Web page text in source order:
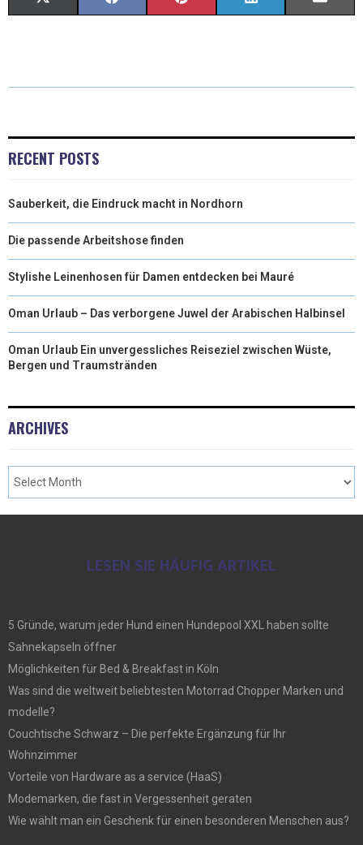
W
E
)
E
K
T
S
K I
RECENT POSTS
Sauberkeit, die Eindruck macht in Nordhorn
Die passende Arbeitshose finden
Stylishe Leinenhosen für Damen entdecken bei Mauré
Oman Urlaub – Das verborgene Juwel der Arabischen Halbinsel
Oman Urlaub Ein unvergessliches Reiseziel zwischen Wüste,
Bergen und Traumstränden
ARCHIVES
LESEN SIE HÄUFIG ARTIKEL
5 Gründe, warum jeder Hund einen Hundepool XXL haben sollte
Sahnekapseln öffner
Möglichkeiten für Bed & Breakfast in Köln
Was sind die weltweit beliebtesten Motorrad Chopper Marken und
modelle?
Couchtische Schwarz – Die perfekte Ergänzung für Ihr
Wohnzimmer
Vorteile von Hardware as a service (HaaS)
Modemarken, die fast in Vergessenheit geraten
Wie wählt man ein Geschenk für einen besonderen Menschen aus?